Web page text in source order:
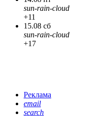
sun-rain-cloud
+11
15.08 сб
sun-rain-cloud
+17
Реклама
email
search